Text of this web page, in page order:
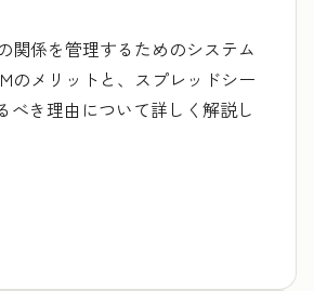
関係を管理するためのシステム
のメリットと、スプレッドシー
べき理由について詳しく解説し